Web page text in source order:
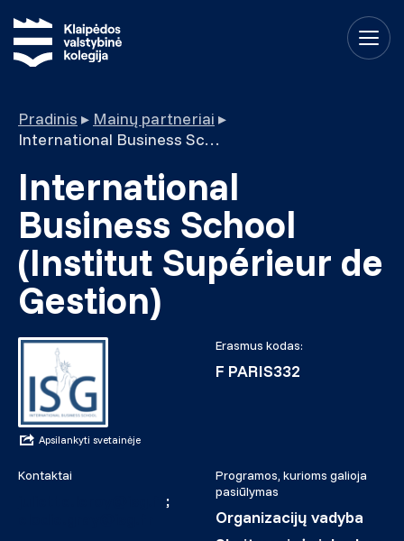
Pradinis ▸ Mainų partneriai ▸
International Business School (Institut Supérieur de Gestion)
International
Business School
(Institut Supérieur de
Gestion)
Apsilankyti svetainėje
Erasmus kodas:
F PARIS332
Kontaktai
;
Programos, kurioms galioja
pasiūlymas
Organizacijų vadyba